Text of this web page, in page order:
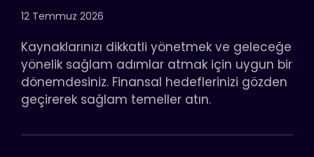
12 Temmuz 2026
Kaynaklarınızı dikkatli yönetmek ve geleceğe
yönelik sağlam adımlar atmak için uygun bir
dönemdesiniz. Finansal hedeflerinizi gözden
geçirerek sağlam temeller atın.